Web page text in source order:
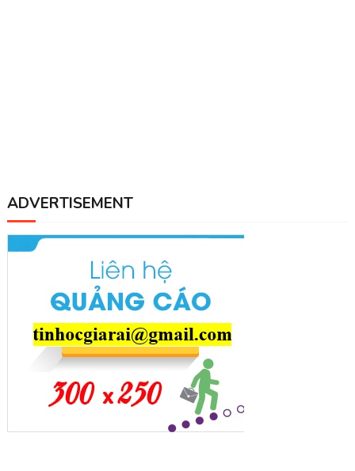
ADVERTISEMENT